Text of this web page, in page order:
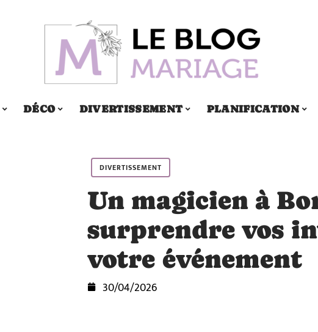
DÉCO DIVERTISSEMENT PLANIFICATION
DIVERTISSEMENT
Un magicien à
surprendre vos
votre événement
30/04/2026